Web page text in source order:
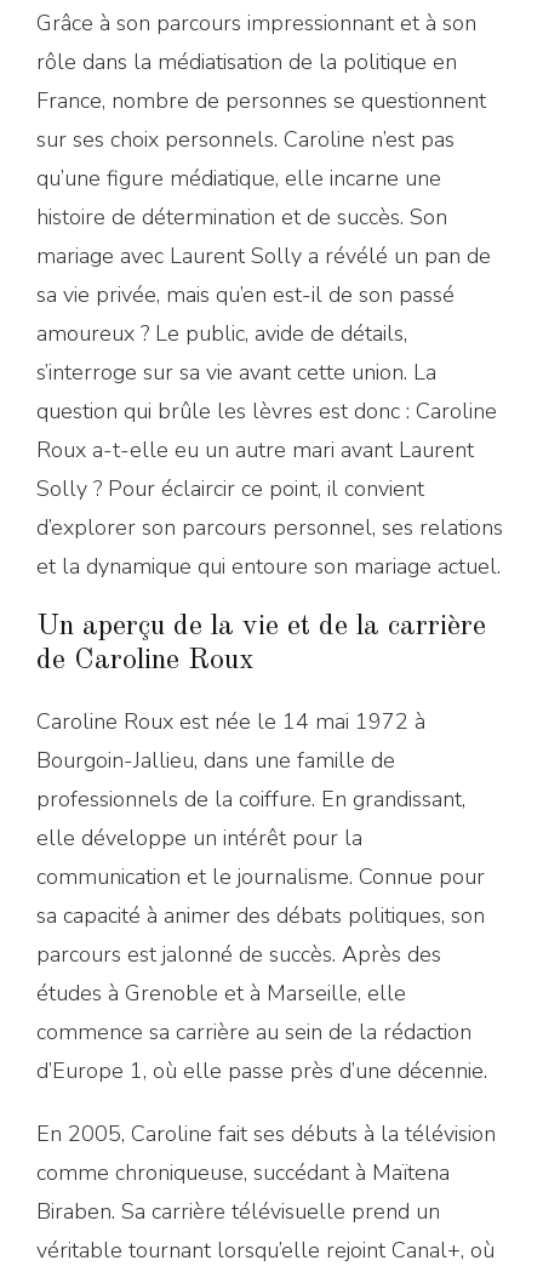
Grâce à son parcours impressionnant et à son
rôle dans la médiatisation de la politique en
France, nombre de personnes se questionnent
sur ses choix personnels. Caroline n’est pas
qu’une figure médiatique, elle incarne une
histoire de détermination et de succès. Son
mariage avec Laurent Solly a révélé un pan de
sa vie privée, mais qu’en est-il de son passé
amoureux ? Le public, avide de détails,
s’interroge sur sa vie avant cette union. La
question qui brûle les lèvres est donc : Caroline
Roux a-t-elle eu un autre mari avant Laurent
Solly ? Pour éclaircir ce point, il convient
d’explorer son parcours personnel, ses relations
et la dynamique qui entoure son mariage actuel.
Un aperçu de la vie et de la carrière
de Caroline Roux
Caroline Roux est née le 14 mai 1972 à
Bourgoin-Jallieu, dans une famille de
professionnels de la coiffure. En grandissant,
elle développe un intérêt pour la
communication et le journalisme. Connue pour
sa capacité à animer des débats politiques, son
parcours est jalonné de succès. Après des
études à Grenoble et à Marseille, elle
commence sa carrière au sein de la rédaction
d’Europe 1, où elle passe près d’une décennie.
En 2005, Caroline fait ses débuts à la télévision
comme chroniqueuse, succédant à Maïtena
Biraben. Sa carrière télévisuelle prend un
véritable tournant lorsqu’elle rejoint Canal+, où